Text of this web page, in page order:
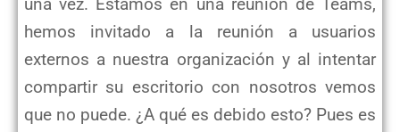
una vez. Estamos en una reunión de Teams,
hemos invitado a la reunión a usuarios
externos a nuestra organización y al intentar
compartir su escritorio con nosotros vemos
que no puede. ¿A qué es debido esto? Pues es